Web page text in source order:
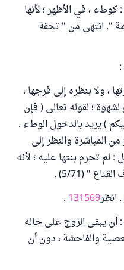
، في الأظهر ؛ لأنها
". انتهى من " تحفة
:
، ولا بنظره إلى فرجها ،
؛ لقوله تعالى ( فإن
) يريد بالدخول الوطء .
المباشرة والنظر إلى
لم تحرم بنتها عليه ؛ لأنه
" (5/71) .
انظر131569
.
: أن يبقى الزوج على حاله
والفاحشة ، دون أن